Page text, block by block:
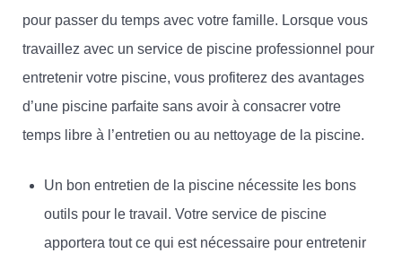
pour passer du temps avec votre famille. Lorsque vous
travaillez avec un service de piscine professionnel pour
entretenir votre piscine, vous profiterez des avantages
d’une piscine parfaite sans avoir à consacrer votre
temps libre à l’entretien ou au nettoyage de la piscine.
Un bon entretien de la piscine nécessite les bons
outils pour le travail. Votre service de piscine
apportera tout ce qui est nécessaire pour entretenir